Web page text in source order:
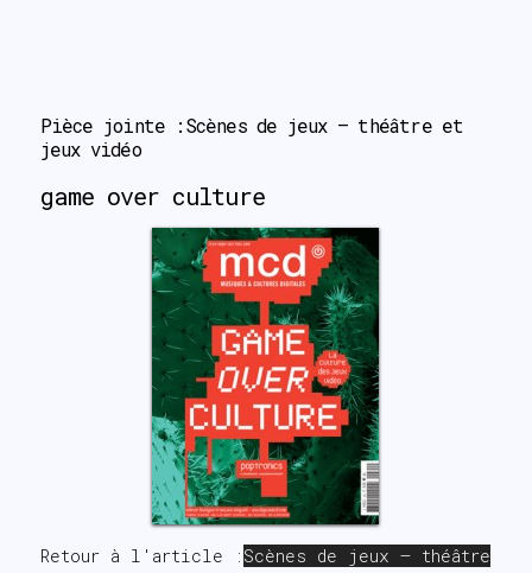
Pièce jointe :Scènes de jeux – théâtre et
jeux vidéo
game over culture
Retour à l'article : Scènes de jeux – théâtre